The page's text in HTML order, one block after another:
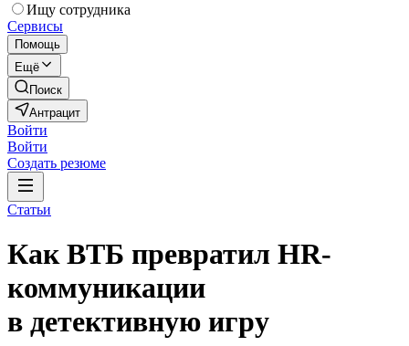
Ищу сотрудника
Сервисы
Помощь
Ещё
Поиск
Антрацит
Войти
Войти
Создать резюме
Статьи
Как ВТБ превратил HR-
коммуникации
в детективную игру